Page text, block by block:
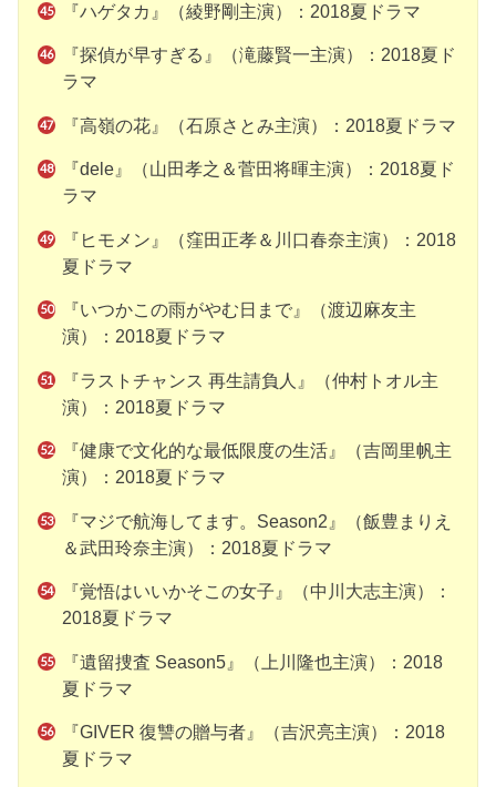
『ハゲタカ』（綾野剛主演）：2018夏ドラマ
『探偵が早すぎる』（滝藤賢一主演）：2018夏ド
ラマ
『高嶺の花』（石原さとみ主演）：2018夏ドラマ
『dele』（山田孝之＆菅田将暉主演）：2018夏ド
ラマ
『ヒモメン』（窪田正孝＆川口春奈主演）：2018
夏ドラマ
『いつかこの雨がやむ日まで』（渡辺麻友主
演）：2018夏ドラマ
『ラストチャンス 再生請負人』（仲村トオル主
演）：2018夏ドラマ
『健康で文化的な最低限度の生活』（吉岡里帆主
演）：2018夏ドラマ
『マジで航海してます。Season2』（飯豊まりえ
＆武田玲奈主演）：2018夏ドラマ
『覚悟はいいかそこの女子』（中川大志主演）：
2018夏ドラマ
『遺留捜査 Season5』（上川隆也主演）：2018
夏ドラマ
『GIVER 復讐の贈与者』（吉沢亮主演）：2018
夏ドラマ